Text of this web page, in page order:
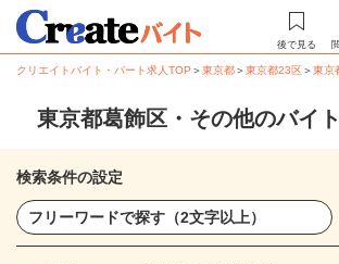
後で見る
クリエイトバイト・パート求人TOP ＞東京都＞東京都23区＞東京
東京都葛飾区・その他のバイ
検索条件の設定